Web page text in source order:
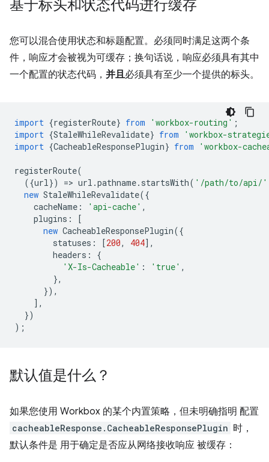
基于标头和状态代码进行缓存
您可以混合使用状态和标题配置。必须同时满足这两个条
件，响应才会被视为可缓存；换句话说，响应必须具有其中
一个配置的状态代码， 并且必须具有至少一个提供的标头。
import {registerRoute} from 'workbox-routing' ;
import {StaleWhileRevalidate} from
'workbox-
import {CacheableResponsePlugin} from 'workbox-
registerRoute(
({url}) => url .pathname. startsWith( '/path/to/api/'
new StaleWhileRevalidate({
cacheName : 'api-cache' ,
plugins :
[
new CacheableResponsePlugin({
statuses : [200, 404],
headers :
{
'X-Is-Cacheable' : 'true' ,
},
}),
],
})
);
默认值是什么？
如果您使用 Workbox 的某个内置策略，但未明确指明 配置
cacheableResponse.CacheableResponsePlugin 时，
默认条件是 用于确定是否应从网络接收响应 被缓存：